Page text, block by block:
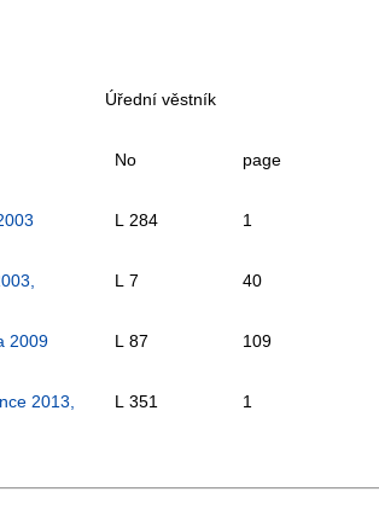
Úřední věstník
No page
L 284 1
L 7 40
2009 L 87 109
2013, L 351 1